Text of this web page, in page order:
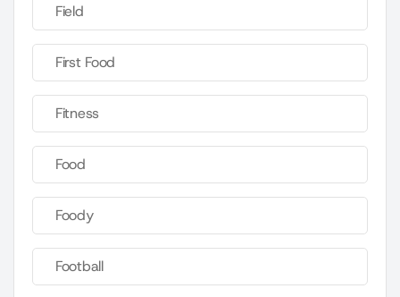
Field
First Food
Fitness
Food
Foody
Football